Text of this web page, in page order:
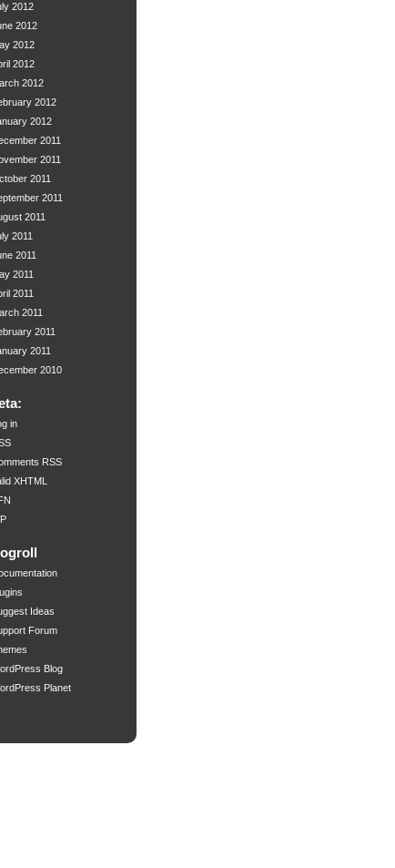
2012
2012
2012
2012
2012
2012
2012
2011
2011
2011
2011
2011
2011
2011
2011
2011
2011
2011
2011
2010
in
RSS
XHTML
Ideas
Forum
Blog
Planet